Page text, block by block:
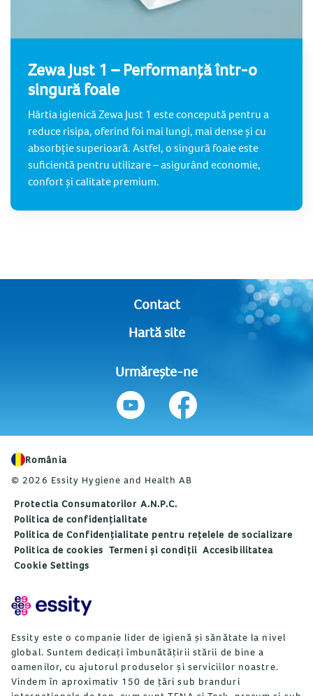
Zewa Just 1 – Performanță într-o
singură foaie
Hârtia igienică Zewa Just 1 este concepută pentru a
reduce risipa, oferind foi mai lungi, mai dense și cu
absorbție superioară. Astfel, o singură foaie este
suficientă pentru utilizare – asigurând economie,
confort și calitate premium.
Contact
Hartă site
Urmărește-ne
România
© 2026 Essity Hygiene and Health AB
Protectia Consumatorilor A.N.P.C.
Politica de confidențialitate
Politica de Confidențialitate pentru rețelele de socializare
Politica de cookies Termeni și condiții Accesibilitatea
Cookie Settings
Essity este o companie lider de igienă și sănătate la nivel
global. Suntem dedicați îmbunătățirii stării de bine a
oamenilor, cu ajutorul produselor și serviciilor noastre.
Vindem în aproximativ 150 de țări sub branduri